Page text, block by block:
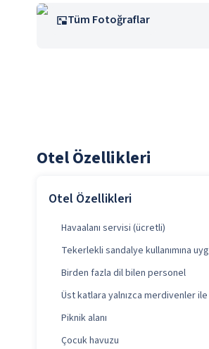
Tüm Fotoğraflar
Otel Özellikleri
Otel Özellikleri
Havaalanı servisi (ücretli)
Tekerlekli sandalye kullanımına
Birden fazla dil bilen personel
Üst katlara yalnızca merdivenler ile
Piknik alanı
Çocuk havuzu